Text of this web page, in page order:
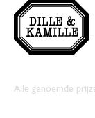
Alle genoemde